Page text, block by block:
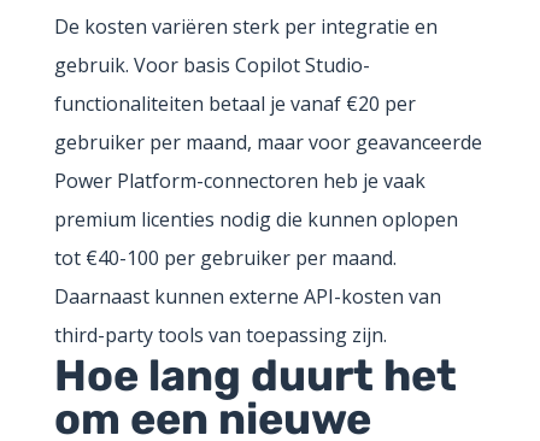
De kosten variëren sterk per integratie en
gebruik. Voor basis Copilot Studio-
functionaliteiten betaal je vanaf €20 per
gebruiker per maand, maar voor geavanceerde
Power Platform-connectoren heb je vaak
premium licenties nodig die kunnen oplopen
tot €40-100 per gebruiker per maand.
Daarnaast kunnen externe API-kosten van
third-party tools van toepassing zijn.
Hoe lang duurt het
om een nieuwe